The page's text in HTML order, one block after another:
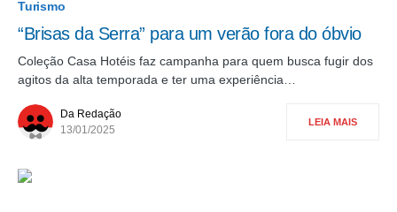
Turismo
“Brisas da Serra” para um verão fora do óbvio
Coleção Casa Hotéis faz campanha para quem busca fugir dos
agitos da alta temporada e ter uma experiência…
Da Redação
13/01/2025
LEIA MAIS